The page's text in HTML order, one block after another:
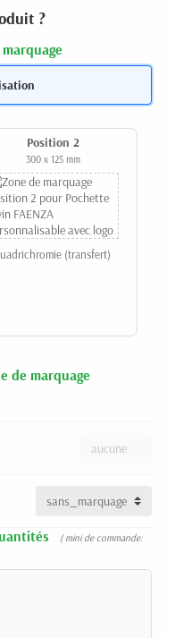
?
Position 2
300 x 125 mm
(transfert)
de marquage
( mini de commande: